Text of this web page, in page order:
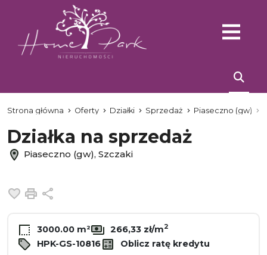
Strona główna Oferty Działki Sprzedaż Piaseczno (gw)
Działka na sprzedaż
Piaseczno (gw), Szczaki
Dodaj do ulubionych
Drukuj
3000.00 m² 266,33 zł/m2
HPK-GS-10816 Oblicz ratę kredytu